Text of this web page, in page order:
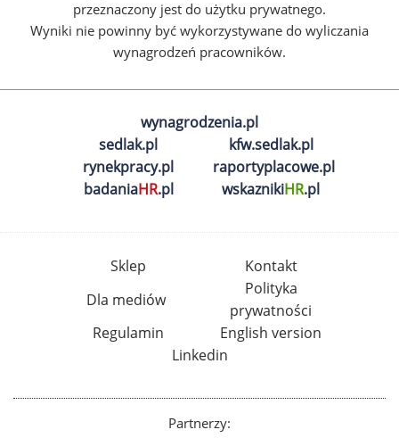
przeznaczony jest do użytku prywatnego.
Wyniki nie powinny być wykorzystywane do wyliczania
wynagrodzeń pracowników.
wynagrodzenia.pl
sedlak.pl
kfw.sedlak.pl
rynekpracy.pl
raportyplacowe.pl
badaniaHR.pl wskaznikiHR.pl
Sklep
Kontakt
Dla mediów
Polityka
prywatności
Regulamin
English version
Linkedin
Partnerzy: